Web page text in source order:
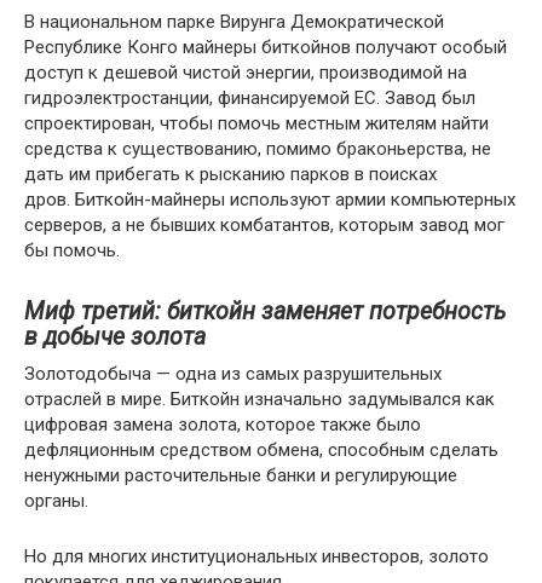
В национальном парке Вирунга Демократической
Республике Конго майнеры биткойнов получают особый
доступ к дешевой чистой энергии, производимой на
гидроэлектростанции, финансируемой ЕС. Завод был
спроектирован, чтобы помочь местным жителям найти
средства к существованию, помимо браконьерства, не
дать им прибегать к рысканию парков в поисках
дров. Биткойн-майнеры используют армии компьютерных
серверов, а не бывших комбатантов, которым завод мог
бы помочь.
Миф третий: биткойн заменяет потребность
в добыче золота
Золотодобыча — одна из самых разрушительных
отраслей в мире. Биткойн изначально задумывался как
цифровая замена золота, которое также было
дефляционным средством обмена, способным сделать
ненужными расточительные банки и регулирующие
органы.
Но для многих институциональных инвесторов, золото